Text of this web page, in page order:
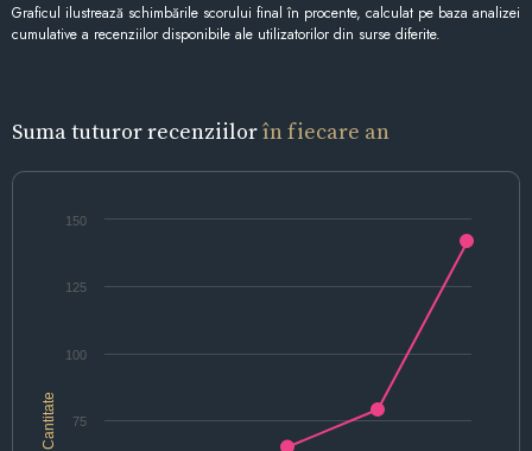
Graficul ilustrează schimbările scorului final în procente, calculat pe baza analizei
cumulative a recenziilor disponibile ale utilizatorilor din surse diferite.
Suma tuturor recenziilorîn fiecare an
Cantitate 75
100
125
150